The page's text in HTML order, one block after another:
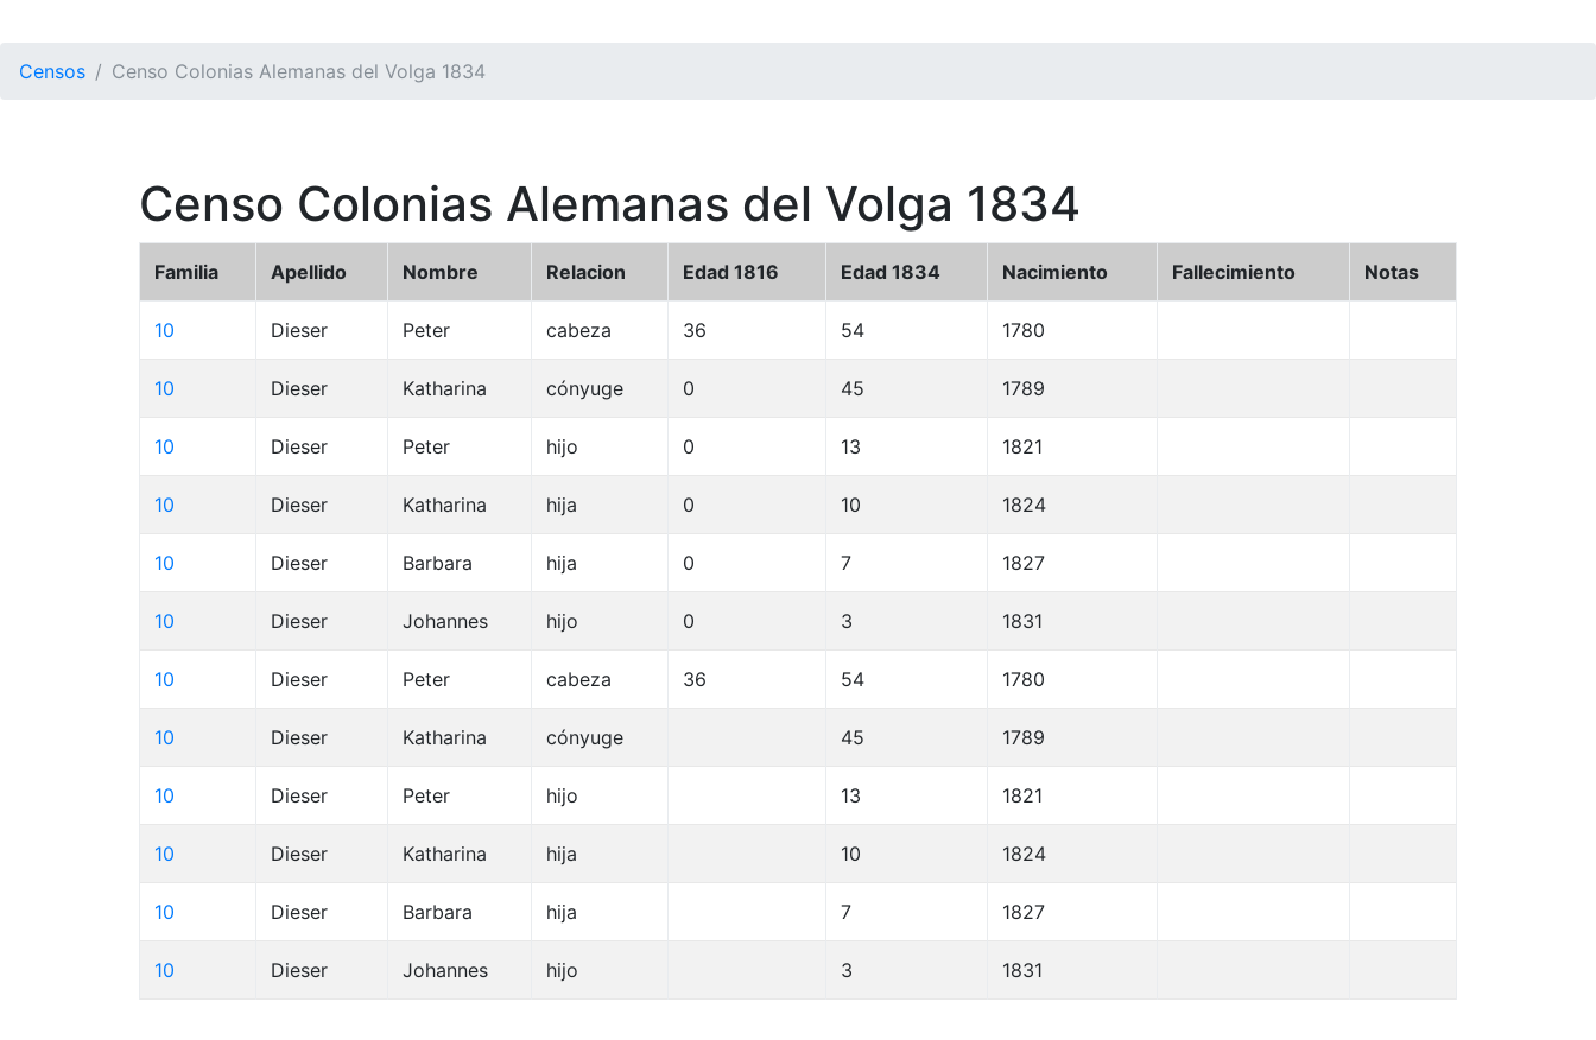
Censos Censo Colonias Alemanas del Volga 1834
Censo Colonias Alemanas del Volga 1834
Familia Apellido Nombre Relacion Edad 1816 Edad 1834 Nacimiento Fallecimiento Notas
10 Dieser Peter cabeza 36 54 1780
10 Dieser Katharina cónyuge 0 45 1789
10 Dieser Peter hijo 0 13 1821
10 Dieser Katharina hija 0 10 1824
10 Dieser Barbara hija 0 7 1827
10 Dieser Johannes hijo 0 3 1831
10 Dieser Peter cabeza 36 54 1780
10 Dieser Katharina cónyuge 45 1789
10 Dieser Peter hijo 13 1821
10 Dieser Katharina hija 10 1824
10 Dieser Barbara hija 7 1827
10 Dieser Johannes hijo 3 1831